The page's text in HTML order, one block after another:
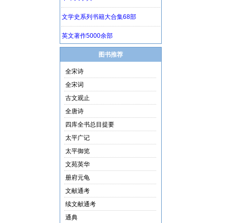
图书推荐
全宋诗
全宋词
古文观止
全唐诗
四库全书总目提要
太平广记
太平御览
文苑英华
册府元龟
文献通考
续文献通考
通典